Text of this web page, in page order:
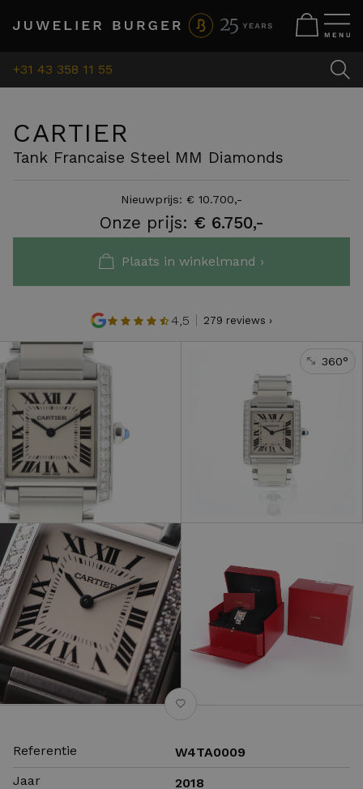
+31 43 358 11 55
CARTIER
Tank Francaise Steel MM Diamonds
Nieuwprijs: € 10.700,-
Onze prijs: € 6.750,-
Plaats in winkelmand ›
4,5 279 reviews ›
360°
Referentie
W4TA0009
Jaar
2018